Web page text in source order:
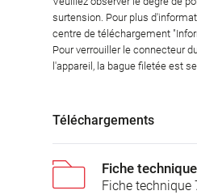
surtension. Pour plus
centre de téléchargement
Pour verrouiller le connecteur
l'appareil, la bague filetée est
Téléchargements
Fiche technique
Fiche